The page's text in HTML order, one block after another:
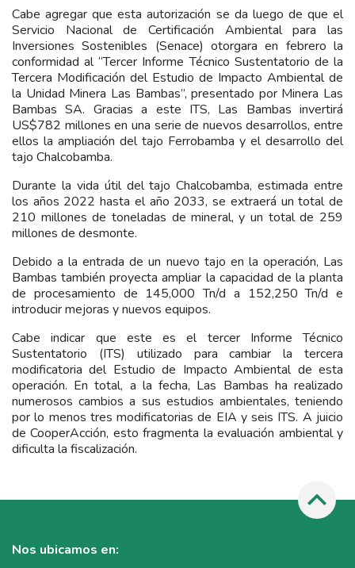
Cabe agregar que esta autorización se da luego de que el
Servicio Nacional de Certificación Ambiental para las
Inversiones Sostenibles (Senace) otorgara en febrero la
conformidad al “Tercer Informe Técnico Sustentatorio de la
Tercera Modificación del Estudio de Impacto Ambiental de
la Unidad Minera Las Bambas”, presentado por Minera Las
Bambas SA. Gracias a este ITS, Las Bambas invertirá
US$782 millones en una serie de nuevos desarrollos, entre
ellos la ampliación del tajo Ferrobamba y el desarrollo del
tajo Chalcobamba.
Durante la vida útil del tajo Chalcobamba, estimada entre
los años 2022 hasta el año 2033, se extraerá un total de
210 millones de toneladas de mineral, y un total de 259
millones de desmonte.
Debido a la entrada de un nuevo tajo en la operación, Las
Bambas también proyecta ampliar la capacidad de la planta
de procesamiento de 145,000 Tn/d a 152,250 Tn/d e
introducir mejoras y nuevos equipos.
Cabe indicar que este es el tercer Informe Técnico
Sustentatorio (ITS) utilizado para cambiar la tercera
modificatoria del Estudio de Impacto Ambiental de esta
operación. En total, a la fecha, Las Bambas ha realizado
numerosos cambios a sus estudios ambientales, teniendo
por lo menos tres modificatorias de EIA y seis ITS. A juicio
de CooperAcción, esto fragmenta la evaluación ambiental y
dificulta la fiscalización.
Nos ubicamos en: